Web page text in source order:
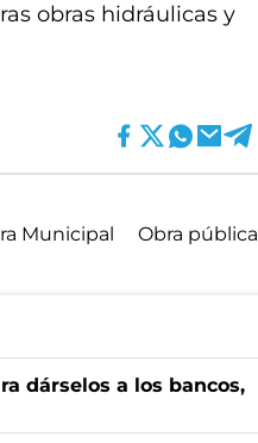
obras hidráulicas y
Municipal Obra pública
dárselos a los bancos,